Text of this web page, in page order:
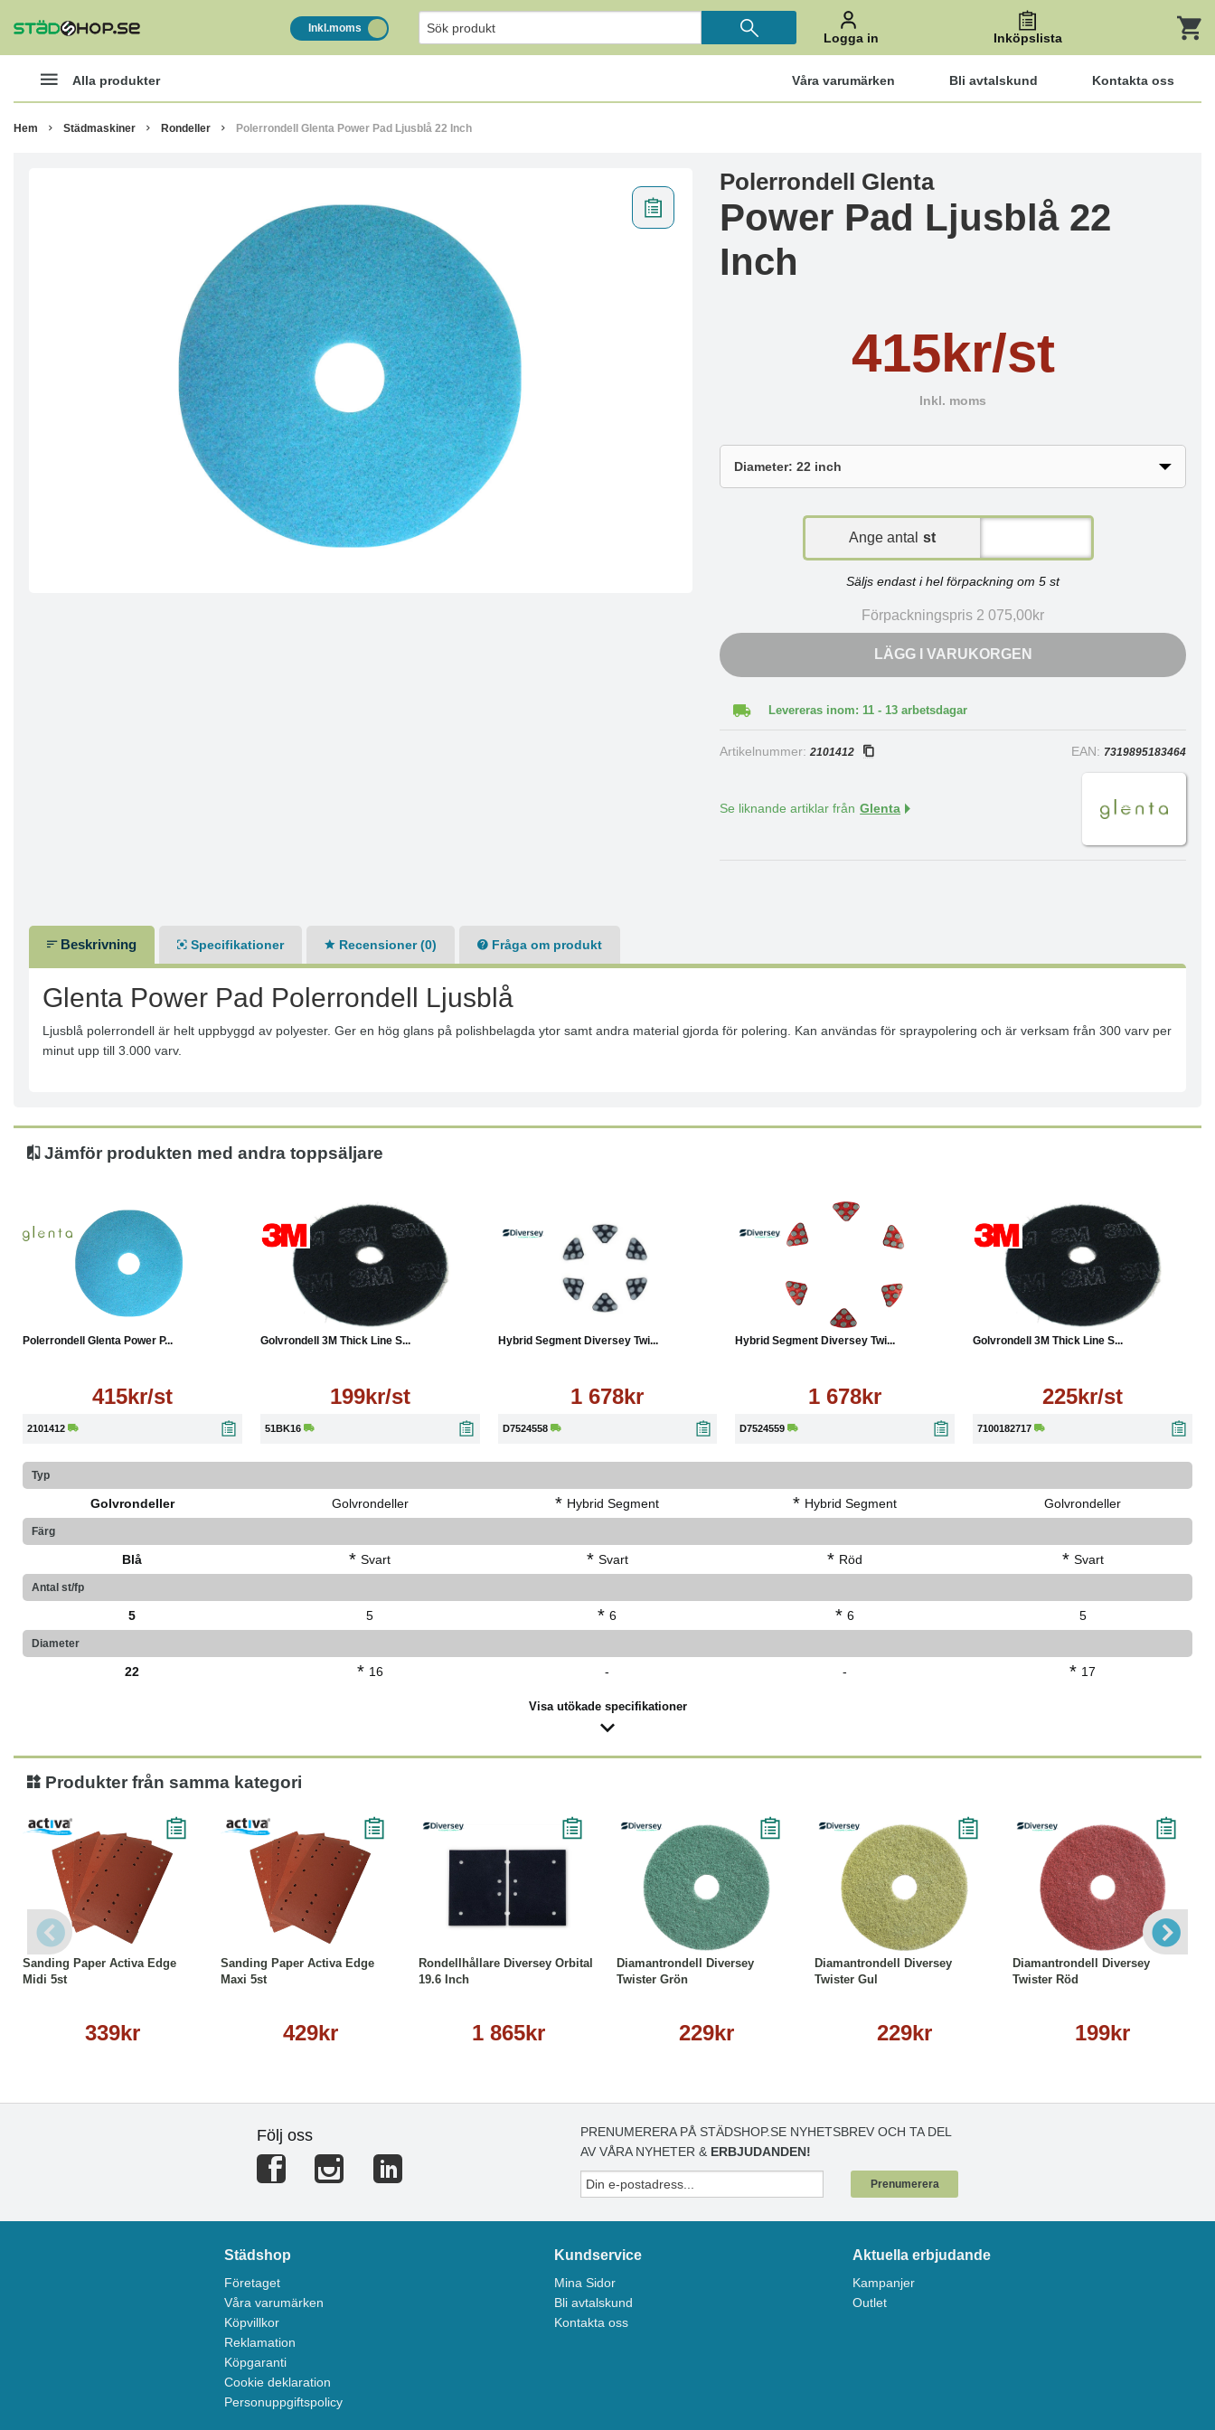
Inkl.moms
Logga in Inköpslista
Alla produkter Våra varumärken Bli avtalskund Kontakta oss
Hem Städmaskiner Rondeller Polerrondell Glenta Power Pad Ljusblå 22 Inch
Polerrondell Glenta
Power Pad Ljusblå 22
Inch
415kr/st
Inkl. moms
Ange antal st
Säljs endast i hel förpackning om 5 st
Förpackningspris 2 075,00kr
LÄGG I VARUKORGEN
Levereras inom: 11 - 13 arbetsdagar
Artikelnummer:2101412 EAN: 7319895183464
Se liknande artiklar från Glenta
Beskrivning Specifikationer Recensioner (0) Fråga om produkt
Glenta Power Pad Polerrondell Ljusblå
Ljusblå polerrondell är helt uppbyggd av polyester. Ger en hög glans på polishbelagda ytor samt andra material gjorda för polering. Kan användas för spraypolering och är verksam från 300 varv per
minut upp till 3.000 varv.
Jämför produkten med andra toppsäljare
Polerrondell Glenta Power P...
415kr/st
2101412
Läs mer
Golvrondell 3M Thick Line S...
199kr/st
51BK16
Hybrid Segment Diversey Twi...
1 678kr
D7524558
Hybrid Segment Diversey Twi...
1 678kr
D7524559
Läs mer
Golvrondell 3M Thick Line S...
225kr/st
7100182717
Typ
Golvrondeller Golvrondeller * Hybrid Segment * Hybrid Segment Golvrondeller
Färg
Blå * Svart * Svart * Röd * Svart
Antal st/fp
5 5 * 6 * 6 5
Diameter
22 * 16 - - * 17
Visa utökade specifikationer
Produkter från samma kategori
Sanding Paper Activa Edge
Midi 5st
339kr
Läs mer
Sanding Paper Activa Edge
Maxi 5st
429kr
Läs mer
Rondellhållare Diversey Orbital
19.6 Inch
1 865kr
Köp Läs mer
Diamantrondell Diversey
Twister Grön
229kr
Läs mer
Diamantrondell Diversey
Twister Gul
229kr
Läs mer
Diamantrondell Diversey
Twister Röd
199kr
Läs mer
Följ oss
PRENUMERERA PÅ STÄDSHOP.SE NYHETSBREV OCH TA DEL
AV VÅRA NYHETER & ERBJUDANDEN!
Prenumerera
Städshop
Företaget
Våra varumärken
Köpvillkor
Reklamation
Köpgaranti
Cookie deklaration
Personuppgiftspolicy
Kundservice
Mina Sidor
Bli avtalskund
Kontakta oss
Aktuella erbjudande
Kampanjer
Outlet